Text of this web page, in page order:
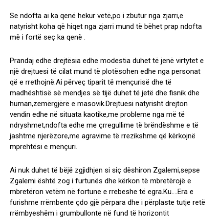
Se ndofta ai ka qenë hekur vetë,po i zbutur nga zjarri,e
natyrisht koha që hiqet nga zjarri mund të bëhet prap ndofta
më i fortë seç ka qenë .
Prandaj edhe drejtësia edhe modestia duhet të jenë virtytet e
një drejtuesi të cilat mund të plotësohen edhe nga personat
që e rrethojnë.Ai përveç tiparit të mençurisë dhe të
madhështisë së mendjes së tijë duhet të jetë dhe fisnik dhe
human,zemërgjërë e masovik.Drejtuesi natyrisht drejton
vendin edhe në situata kaotike,me probleme nga më të
ndryshmet,ndofta edhe me çrregullime të brëndëshme e të
jashtme njerëzore,me agravime të rrezikshme që kërkojnë
mprehtësi e mençuri.
Ai nuk duhet të bëjë zgjidhjen si siç dëshiron Zgalemi,sepse
Zgalemi është zog i furtunës dhe kërkon të mbretërojë e
mbretëron vetëm në fortune e rrebeshe të egra.Ku….Era e
furishme rrëmbente çdo gjë përpara dhe i përplaste tutje retë
rrëmbyeshëm i grumbullonte në fund të horizontit